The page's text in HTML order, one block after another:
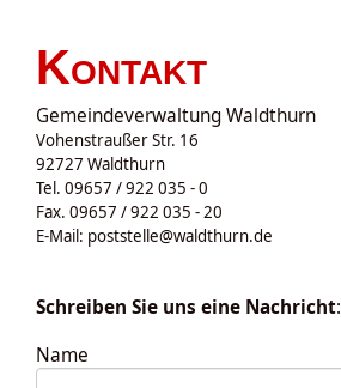
Kontakt
Gemeindeverwaltung Waldthurn
Vohenstraußer Str. 16
92727 Waldthurn
Tel. 09657 / 922 035 - 0
Fax. 09657 / 922 035 - 20
E-Mail: poststelle@waldthurn.de
Schreiben Sie uns eine Nachricht:
Name